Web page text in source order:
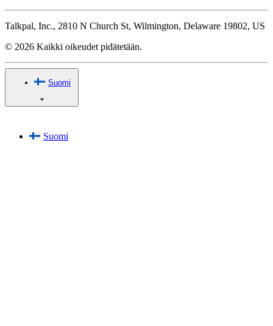
Talkpal, Inc., 2810 N Church St, Wilmington, Delaware 19802, US
© 2026 Kaikki oikeudet pidätetään.
Suomi
Suomi